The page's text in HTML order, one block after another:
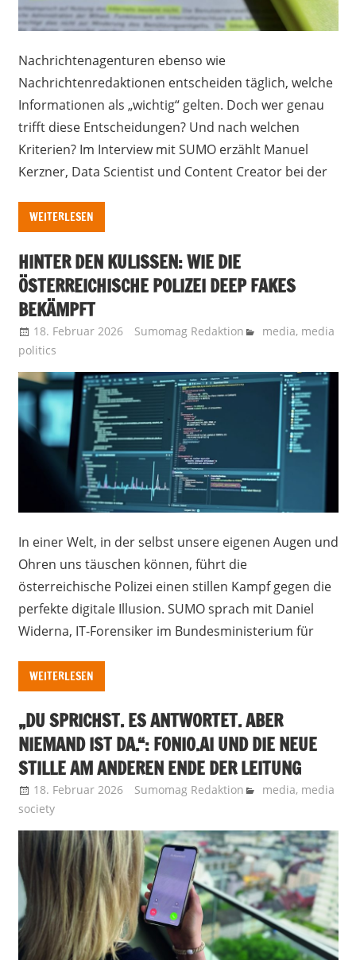
Nachrichtenagenturen ebenso wie
Nachrichtenredaktionen entscheiden täglich, welche
Informationen als „wichtig“ gelten. Doch wer genau
trifft diese Entscheidungen? Und nach welchen
Kriterien? Im Interview mit SUMO erzählt Manuel
Kerzner, Data Scientist und Content Creator bei der
WEITERLESEN
HINTER DEN KULISSEN: WIE DIE
ÖSTERREICHISCHE POLIZEI DEEP FAKES
BEKÄMPFT
18. Februar 2026 Sumomag Redaktion media, media
politics
In einer Welt, in der selbst unsere eigenen Augen und
Ohren uns täuschen können, führt die
österreichische Polizei einen stillen Kampf gegen die
perfekte digitale Illusion. SUMO sprach mit Daniel
Widerna, IT-Forensiker im Bundesministerium für
WEITERLESEN
„DU SPRICHST. ES ANTWORTET. ABER
NIEMAND IST DA.“: FONIO.AI UND DIE NEUE
STILLE AM ANDEREN ENDE DER LEITUNG
18. Februar 2026 Sumomag Redaktion media, media
society